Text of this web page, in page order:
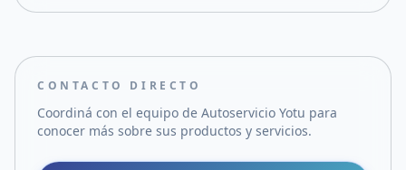
CONTACTO DIRECTO
Coordiná con el equipo de Autoservicio Yotu para
conocer más sobre sus productos y servicios.